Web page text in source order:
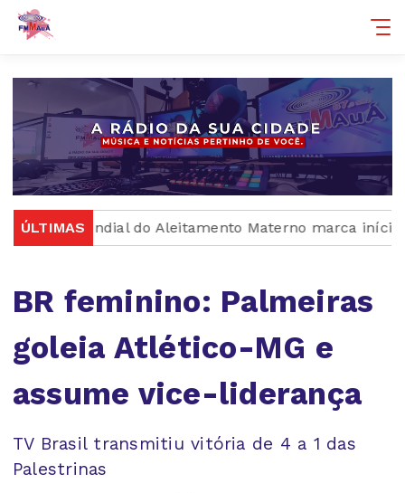
ÚLTIMAS
Mundial do Aleitamento Materno marca início do
BR feminino: Palmeiras
goleia Atlético-MG e
assume vice-liderança
TV Brasil transmitiu vitória de 4 a 1 das
Palestrinas